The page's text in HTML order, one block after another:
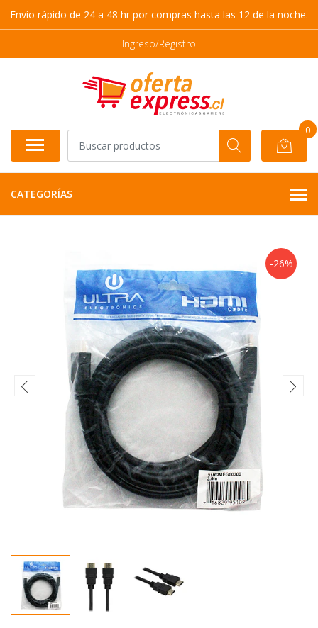
Envío rápido de 24 a 48 hr por compras hasta las 12 de la noche.
Ingreso/Registro
0
CATEGORÍAS
-26%